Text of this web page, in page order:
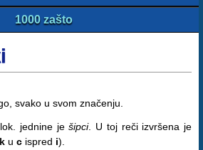
1000 zašto
svako u svom značenju.
jednine ješipci. U toj reči izvršena je
k u c ispred i).